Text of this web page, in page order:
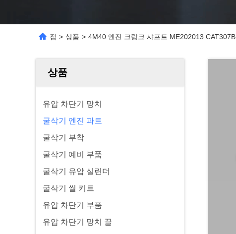
집 > 상품 > 4M40 엔진 크랑크 샤프트 ME202013
상품
유압 차단기 망치
굴삭기 엔진 파트
굴삭기 부착
굴삭기 예비 부품
굴삭기 유압 실린더
굴삭기 씰 키트
유압 차단기 부품
유압 차단기 망치 끌